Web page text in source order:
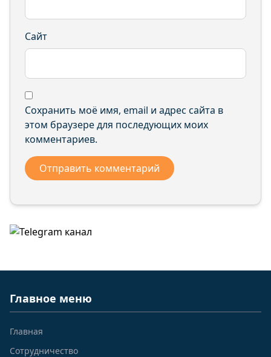
Сайт
Сохранить моё имя, email и адрес сайта в
этом браузере для последующих моих
комментариев.
Главное меню
Главная
Сотрудничество